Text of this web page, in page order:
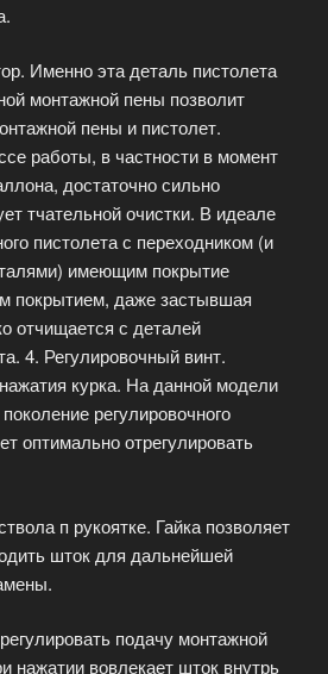
Именно эта деталь пистолета
монтажной пены позволит
пены и пистолет.
работы, в частности в момент
достаточно сильно
тчательной очистки. В идеале
пистолета с переходником (и
имеющим покрытие
даже застывшая
отчищается с деталей
4. Регулировочный винт.
курка. На данной модели
регулировочного
оптимально отрегулировать
п рукоятке. Гайка позволяет
шток для дальнейшей
подачу монтажной
нажатии вовлекает шток внутрь